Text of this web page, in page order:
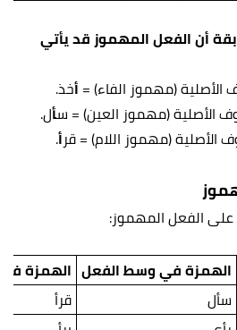
أن الفعل المهموز قد يأتي
الأصلية (مهموز الفاء) = أخذ.
الأصلية (مهموز العين) = سأل.
الأصلية (مهموز اللام) = قرأ.
على الفعل المهموز:
الهمزة في وسط الفعل الهمزة
سأل
قرأ